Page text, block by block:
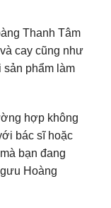
Thanh Tâm
cay cũng như
sản phẩm làm
hợp không
bác sĩ hoặc
bạn đang
Hoàng